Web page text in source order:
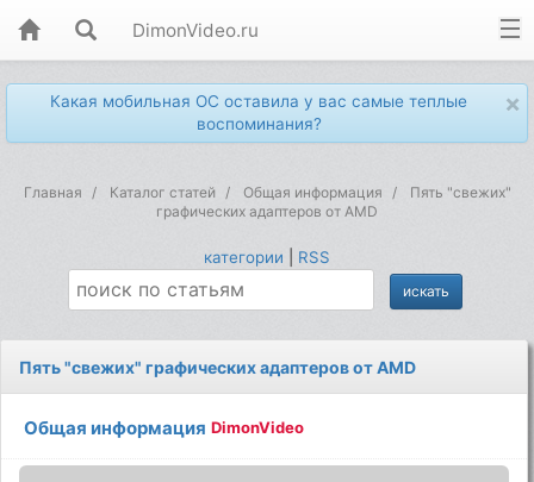
DimonVideo.ru
×
Какая мобильная ОС оставила у вас самые теплые
воспоминания?
Главная Каталог статей Общая информация
Пять "свежих"
графических адаптеров от AMD
категории RSS
Пять "свежих" графических адаптеров от AMD
Общая информация DimonVideo